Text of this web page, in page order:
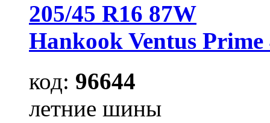
205/45 R16 87W
Hankook Ventus Prime
код: 96644
летние шины